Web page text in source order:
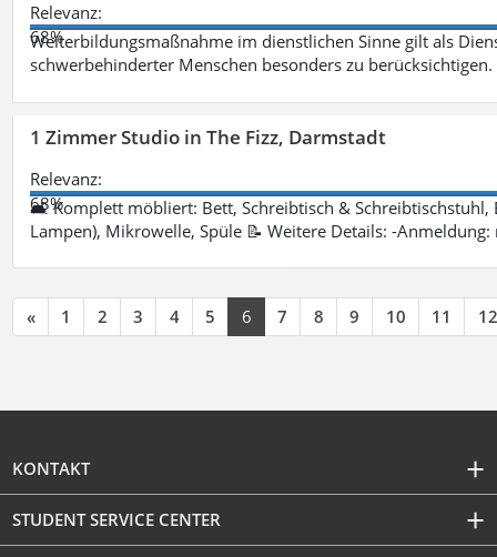
Relevanz:
68%
Weiterbildungsmaßnahme im dienstlichen Sinne gilt als
schwerbehinderter Menschen besonders zu berücksichtigen.
1 Zimmer Studio in The Fizz, Darmstadt
Relevanz:
68%
🛋 Komplett möbliert: Bett, Schreibtisch & Schreibtischstuhl,
Lampen), Mikrowelle, Spüle 📝 Weitere Details: -
« 1 2 3 4 5 6 7 8 9 10 11 12
KONTAKT
STUDENT SERVICE CENTER